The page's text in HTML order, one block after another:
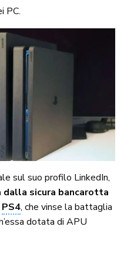
PC.
sul suo profilo LinkedIn,
sicura bancarotta
PS4, che vinse la battaglia
dotata di APU